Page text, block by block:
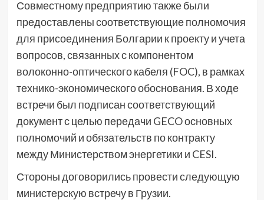
Совместному предприятию также были
предоставлены соответствующие полномочия
для присоединения Болгарии к проекту и учета
вопросов, связанных с компонентом
волоконно-оптического кабеля (FOC), в рамках
технико-экономического обоснования. В ходе
встречи был подписан соответствующий
документ с целью передачи GECO основных
полномочий и обязательств по контракту
между Министерством энергетики и CESI.
Стороны договорились провести следующую
министерскую встречу в Грузии.